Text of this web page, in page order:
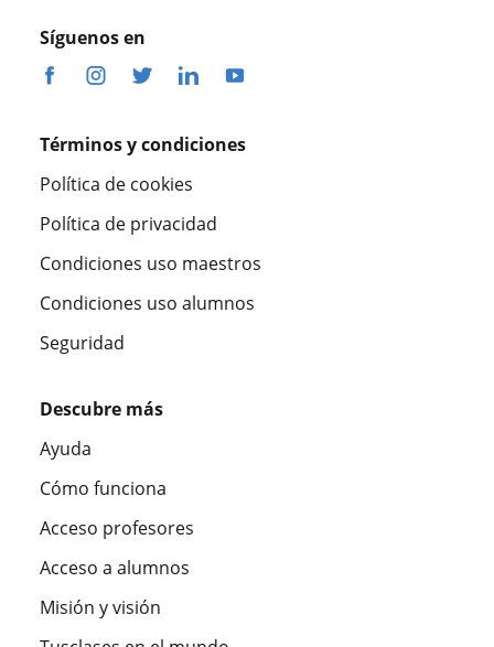
Síguenos en
Términos y condiciones
Política de cookies
Política de privacidad
Condiciones uso maestros
Condiciones uso alumnos
Seguridad
Descubre más
Ayuda
Cómo funciona
Acceso profesores
Acceso a alumnos
Misión y visión